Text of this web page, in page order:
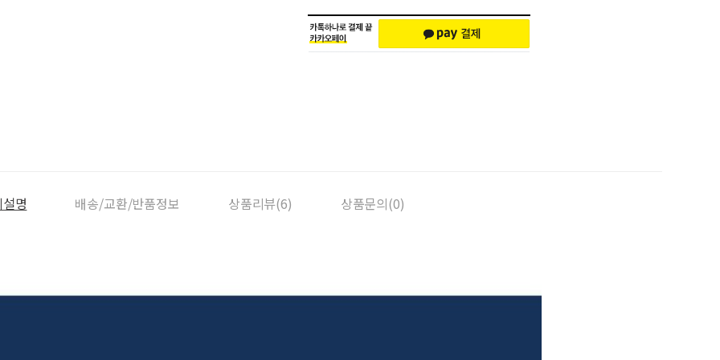
명 배송/교환/반품정보 상품리뷰(6) 상품문의(0)